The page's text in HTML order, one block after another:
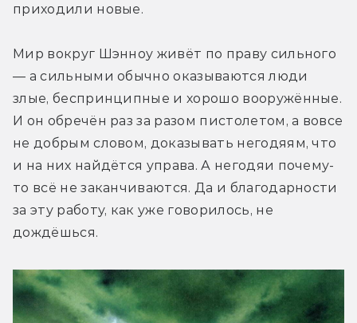
приходили новые.
Мир вокруг Шэнноу живёт по праву сильного
— а сильными обычно оказываются люди
злые, беспринципные и хорошо вооружённые.
И он обречён раз за разом пистолетом, а вовсе
не добрым словом, доказывать негодяям, что
и на них найдётся управа. А негодяи почему-
то всё не заканчиваются. Да и благодарности
за эту работу, как уже говорилось, не
дождёшься.